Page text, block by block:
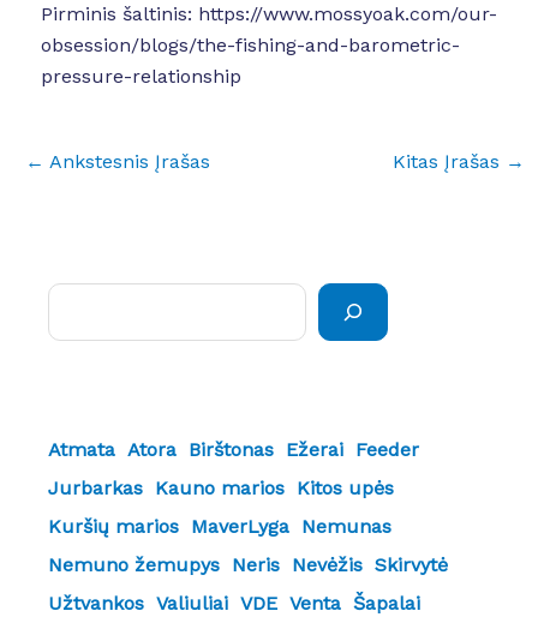
Pirminis šaltinis: https://www.mossyoak.com/our-
obsession/blogs/the-fishing-and-barometric-
pressure-relationship
← Ankstesnis Įrašas Kitas Įrašas →
Atmata Atora Birštonas Ežerai Feeder
Jurbarkas Kauno marios Kitos upės
Kuršių marios MaverLyga Nemunas
Nemuno žemupys Neris Nevėžis Skirvytė
Užtvankos Valiuliai VDE Venta Šapalai